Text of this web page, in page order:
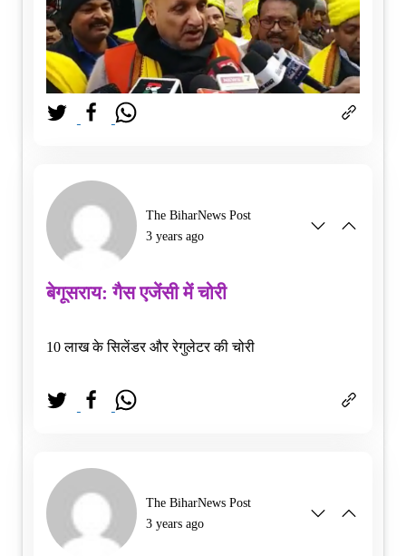
The BiharNews Post
3 years ago
बेगूसराय: गैस एजेंसी में चोरी
10 लाख के सिलेंडर और रेगुलेटर की चोरी
The BiharNews Post
3 years ago